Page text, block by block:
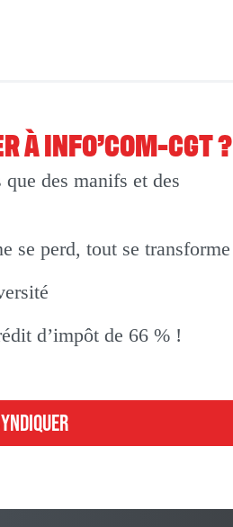
À INFO’COM-CGT ?
que des manifs et des
se perd, tout se transforme
d’impôt de 66 % !